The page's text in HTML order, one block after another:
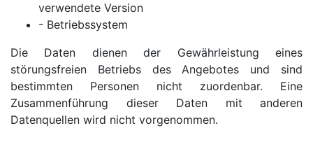
verwendete Version
- Betriebssystem
Die Daten dienen der Gewährleistung eines
störungsfreien Betriebs des Angebotes und sind
bestimmten Personen nicht zuordenbar. Eine
Zusammenführung dieser Daten mit anderen
Datenquellen wird nicht vorgenommen.